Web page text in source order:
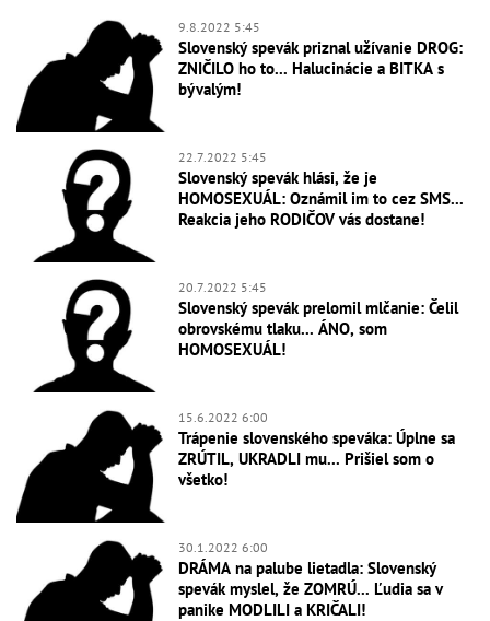
9.8.2022 5:45
Slovenský spevák priznal užívanie DROG:
ZNIČILO ho to... Halucinácie a BITKA s
bývalým!
22.7.2022 5:45
Slovenský spevák hlási, že je
HOMOSEXUÁL: Oznámil im to cez SMS...
Reakcia jeho RODIČOV vás dostane!
20.7.2022 5:45
Slovenský spevák prelomil mlčanie: Čelil
obrovskému tlaku... ÁNO, som
HOMOSEXUÁL!
15.6.2022 6:00
Trápenie slovenského speváka: Úplne sa
ZRÚTIL, UKRADLI mu... Prišiel som o
všetko!
30.1.2022 6:00
DRÁMA na palube lietadla: Slovenský
spevák myslel, že ZOMRÚ... Ľudia sa v
panike MODLILI a KRIČALI!